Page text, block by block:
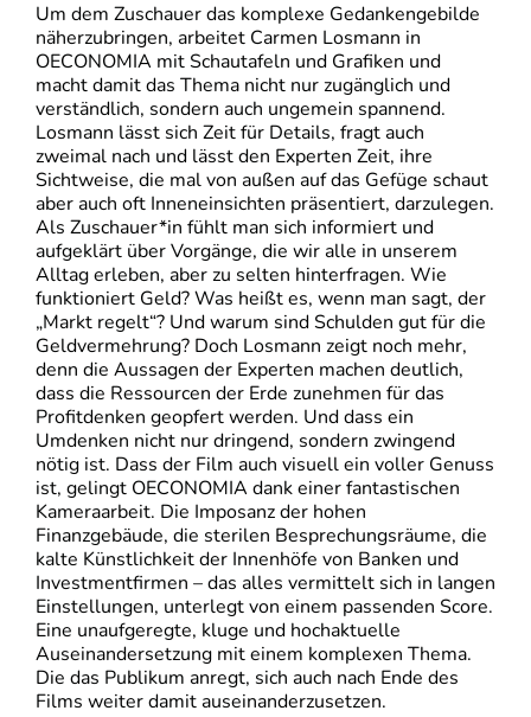
Um dem Zuschauer das komplexe Gedankengebilde
näherzubringen, arbeitet Carmen Losmann in
OECONOMIA mit Schautafeln und Grafiken und
macht damit das Thema nicht nur zugänglich und
verständlich, sondern auch ungemein spannend.
Losmann lässt sich Zeit für Details, fragt auch
zweimal nach und lässt den Experten Zeit, ihre
Sichtweise, die mal von außen auf das Gefüge schaut
aber auch oft Inneneinsichten präsentiert, darzulegen.
Als Zuschauer*in fühlt man sich informiert und
aufgeklärt über Vorgänge, die wir alle in unserem
Alltag erleben, aber zu selten hinterfragen. Wie
funktioniert Geld? Was heißt es, wenn man sagt, der
„Markt regelt“? Und warum sind Schulden gut für die
Geldvermehrung? Doch Losmann zeigt noch mehr,
denn die Aussagen der Experten machen deutlich,
dass die Ressourcen der Erde zunehmen für das
Profitdenken geopfert werden. Und dass ein
Umdenken nicht nur dringend, sondern zwingend
nötig ist. Dass der Film auch visuell ein voller Genuss
ist, gelingt OECONOMIA dank einer fantastischen
Kameraarbeit. Die Imposanz der hohen
Finanzgebäude, die sterilen Besprechungsräume, die
kalte Künstlichkeit der Innenhöfe von Banken und
Investmentfirmen – das alles vermittelt sich in langen
Einstellungen, unterlegt von einem passenden Score.
Eine unaufgeregte, kluge und hochaktuelle
Auseinandersetzung mit einem komplexen Thema.
Die das Publikum anregt, sich auch nach Ende des
Films weiter damit auseinanderzusetzen.